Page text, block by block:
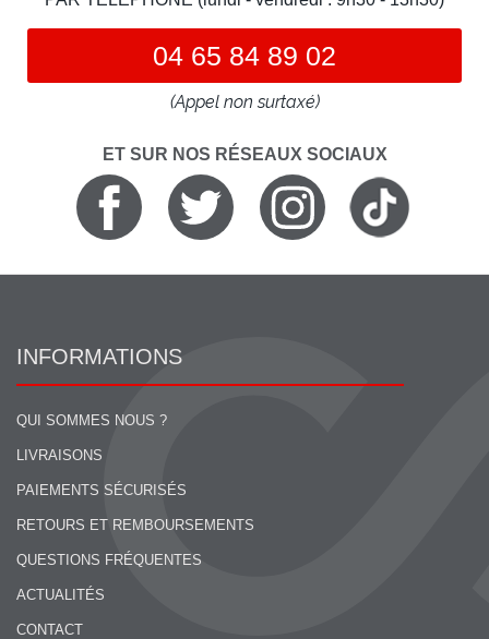
04 65 84 89 02
(Appel non surtaxé)
ET SUR NOS RÉSEAUX SOCIAUX
INFORMATIONS
QUI SOMMES NOUS ?
LIVRAISONS
PAIEMENTS SÉCURISÉS
RETOURS ET REMBOURSEMENTS
QUESTIONS FRÉQUENTES
ACTUALITÉS
CONTACT